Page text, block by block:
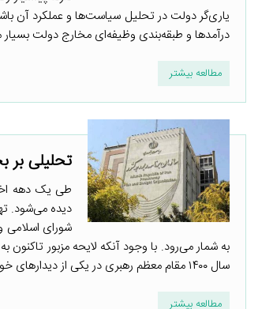
درآمدها و طبقه‌بندی وظیفه‌ای مخارج دولت بسیار
مطالعه بیشتر
تحلیلی بر
طی یک دهه
شورای
به شمار می‌رود. با وجود آنکه لایحه مزبور تاکنون
سال ۱۴۰۰ مقام معظم رهبری در یکی از دیدارهای خودشان با اعضای هیأت ...
مطالعه بیشتر